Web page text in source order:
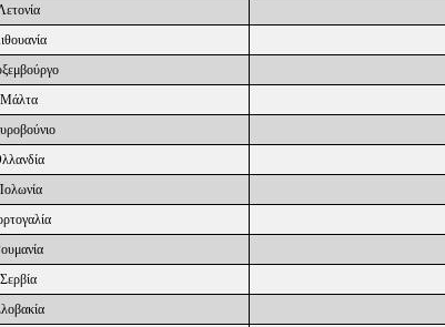
Μάλτα
Σερβία